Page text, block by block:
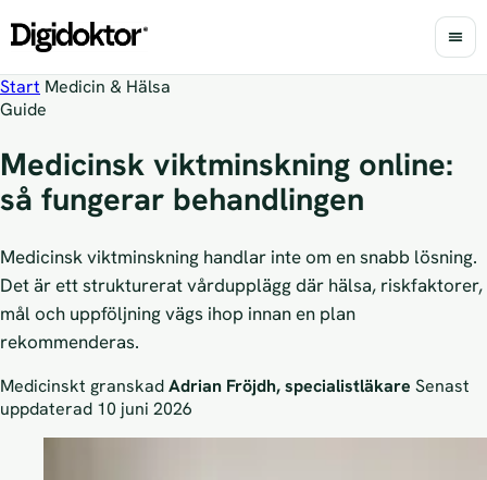
Start Medicin & Hälsa
Guide
Medicinsk viktminskning online:
så fungerar behandlingen
Medicinsk viktminskning handlar inte om en snabb lösning.
Det är ett strukturerat vårdupplägg där hälsa, riskfaktorer,
mål och uppföljning vägs ihop innan en plan
rekommenderas.
Medicinskt granskadAdrian Fröjdh, specialistläkare Senast
uppdaterad 10 juni 2026